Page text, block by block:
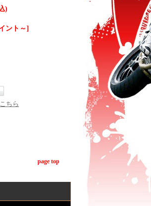
)
ント～]
ちら
page top